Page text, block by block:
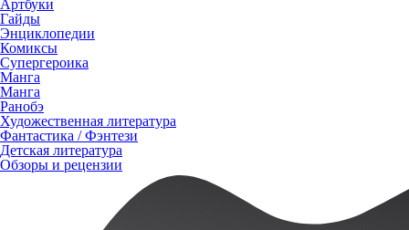
Артбуки
Гайды
Энциклопедии
Комиксы
Супергероика
Манга
Манга
Ранобэ
Художественная литература
Фантастика / Фэнтези
Детская литература
Обзоры и рецензии